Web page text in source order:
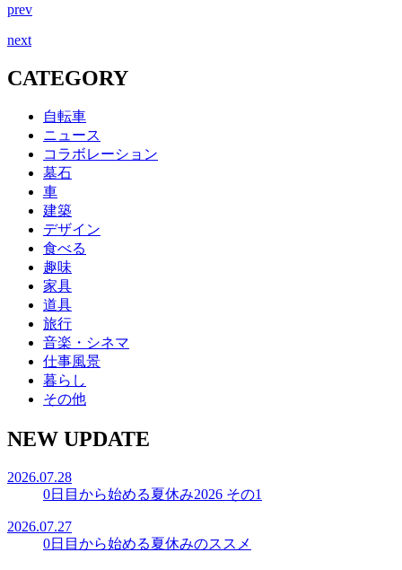
prev
next
CATEGORY
自転車
ニュース
コラボレーション
墓石
車
建築
デザイン
食べる
趣味
家具
道具
旅行
音楽・シネマ
仕事風景
暮らし
その他
NEW UPDATE
2026.07.28
0日目から始める夏休み2026 その1
2026.07.27
0日目から始める夏休みのススメ